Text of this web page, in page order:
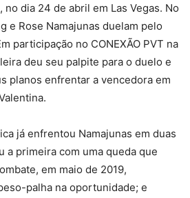
dia 24 de abril em Las Vegas. No
e Rose Namajunas duelam pelo
participação no CONEXÃO PVT na
deu seu palpite para o duelo e
planos enfrentar a vencedora em
já enfrentou Namajunas em duas
a primeira com uma queda que
em maio de 2019,
palha na oportunidade; e